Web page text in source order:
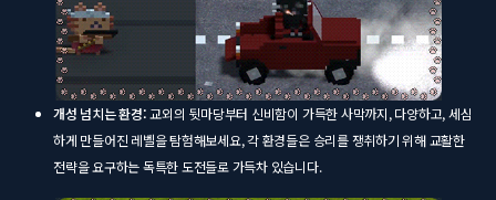
개성 넘치는 환경:교외의 뒷마당부터 신비함이 가득한 사막까지, 다양하고, 세심
하게 만들어진 레벨을 탐험해보세요, 각 환경들은 승리를 쟁취하기 위해 교활한
전략을 요구하는 독특한 도전들로 가득차 있습니다.